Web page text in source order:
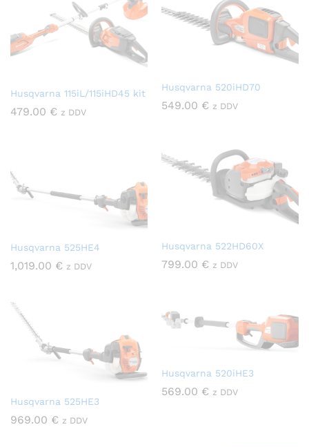
Husqvarna 115iL/115iHD45 kit
479.00 € z DDV
Husqvarna 520iHD70
549.00 € z DDV
Husqvarna 525HE4
1,019.00 € z DDV
Husqvarna 522HD60X
799.00 € z DDV
Husqvarna 525HE3
969.00 € z DDV
Husqvarna 520iHE3
569.00 € z DDV